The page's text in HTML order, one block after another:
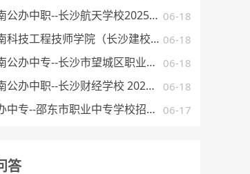
06-18
湖南公办中职--长沙航天学校2025年招生简章
06-18
湖南科技工程技师学院（长沙建校）2025年招生简章
06-18
湖南公办中专--长沙市望城区职业中等专业学校 2025 年招生简章
06-18
湖南公办中职--长沙财经学校 2025 年招生简章
06-17
公办中专--邵东市职业中专学校招生简章（2025 年）
答